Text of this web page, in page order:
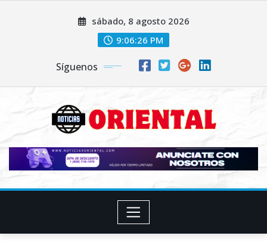
sábado, 8 agosto 2026
9:06:28 PM
Síguenos